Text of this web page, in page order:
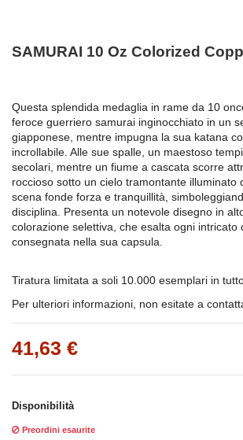
SAMURAI 10 Oz Colorized
Questa splendida medaglia in rame da 10
feroce guerriero samurai inginocchiato in un
giapponese, mentre impugna la sua katana
incrollabile. Alle sue spalle, un maestoso
secolari, mentre un fiume a cascata scorre
roccioso sotto un cielo tramontante illuminato
scena fonde forza e tranquillità,
disciplina. Presenta un notevole disegno in
colorazione selettiva, che esalta ogni intricato
consegnata nella sua capsula.
Tiratura limitata a soli 10.000 esemplari in
Per ulteriori informazioni, non esitate a
41,63 €
Disponibilità
Preordini esaurite